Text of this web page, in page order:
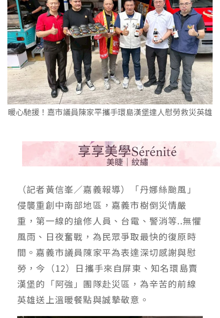
暖心馳援！嘉市議員陳家平攜手環島漢堡達人慰勞救災英雄
（記者黃信峯／嘉義報導）「丹娜絲颱風」
侵襲重創中南部地區，嘉義市樹倒災情嚴
重，第一線的搶修人員、台電、警消等..無懼
風雨、日夜奮戰，為民眾爭取最快的復原時
間。嘉義市議員陳家平為表達深切感謝與慰
勞，今（12）日攜手來自屏東、知名環島賣
漢堡的「阿強」團隊赴災區，為辛苦的前線
英雄送上溫暖餐點與誠摯敬意。